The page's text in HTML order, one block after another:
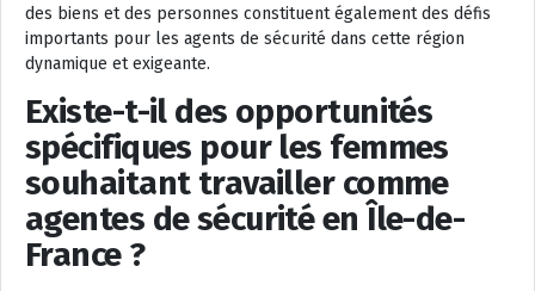
des biens et des personnes constituent également des défis
importants pour les agents de sécurité dans cette région
dynamique et exigeante.
Existe-t-il des opportunités
spécifiques pour les femmes
souhaitant travailler comme
agentes de sécurité en Île-de-
France ?